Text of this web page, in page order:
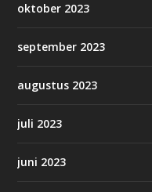
oktober 2023
september 2023
augustus 2023
juli 2023
juni 2023